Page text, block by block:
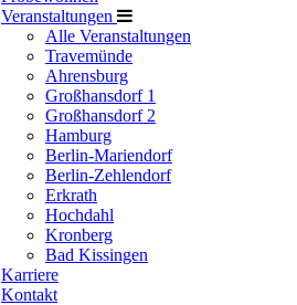
Veranstaltungen
Alle Veranstaltungen
Travemünde
Ahrensburg
Großhansdorf 1
Großhansdorf 2
Hamburg
Berlin-Mariendorf
Berlin-Zehlendorf
Erkrath
Hochdahl
Kronberg
Bad Kissingen
Karriere
Kontakt